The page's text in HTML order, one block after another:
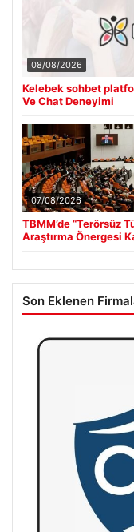
08/08/2026
Kelebek sohbet
Ve Chat Deneyimi
07/08/2026
TBMM’de “Terörsüz
Araştırma Önergesi
Son Eklenen